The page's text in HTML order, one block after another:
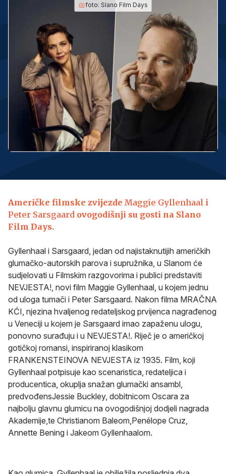
foto: Slano Film Days
Američke filmske zvijezde Maggie Gyllenhaal i
Peter Sarsgaard ovogodišnji su gosti na Slano
Film Days.
Gyllenhaal i Sarsgaard, jedan od najistaknutijih američkih
glumačko-autorskih parova i supružnika, u Slanom će
sudjelovati u Filmskim razgovorima i publici predstaviti
NEVJESTA!, novi film Maggie Gyllenhaal, u kojem jednu
od uloga tumači i Peter Sarsgaard. Nakon filma MRAČNA
KĆI, njezina hvaljenog redateljskog prvijenca nagrađenog
u Veneciji u kojem je Sarsgaard imao zapaženu ulogu,
ponovno surađuju i u NEVJESTA!. Riječ je o američkoj
gotičkoj romansi, inspiriranoj klasikom
FRANKENSTEINOVA NEVJESTA iz 1935. Film, koji
Gyllenhaal potpisuje kao scenaristica, redateljica i
producentica, okuplja snažan glumački ansambl,
predvođensJessie Buckley, dobitnicom Oscara za
najbolju glavnu glumicu na ovogodišnjoj dodjeli nagrada
Akademije,te Christianom Baleom,Penélope Cruz,
Annette Bening i Jakeom Gyllenhaalom.